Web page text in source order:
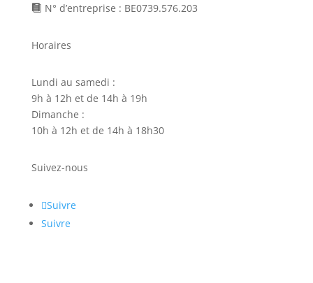
 N° d’entreprise : BE0739.576.203
Horaires
Lundi au samedi :
9h à 12h et de 14h à 19h
Dimanche :
10h à 12h et de 14h à 18h30
Suivez-nous
Suivre
Suivre